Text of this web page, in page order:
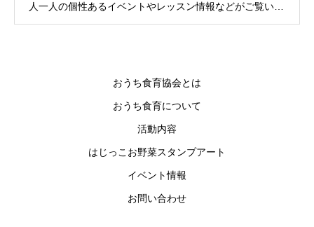
人一人の個性あるイベントやレッスン情報などがご覧いた
だけます。
おうち食育協会とは
おうち食育について
活動内容
はじっこお野菜スタンプアート
イベント情報
お問い合わせ